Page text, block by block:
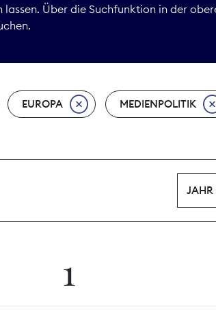
Print
Über die Suchfunktion in der
EUROPA MEDIENPOLITIK
JAHR
1